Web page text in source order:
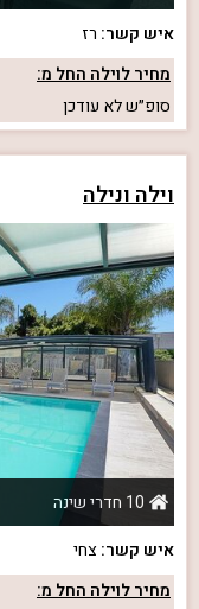
איש קשר: רז
מחיר לוילה החל מ:
סופ״שלא עודכן
וילה ונילה
10 חדרי שינה
איש קשר:צחי
מחיר לוילה החל מ: